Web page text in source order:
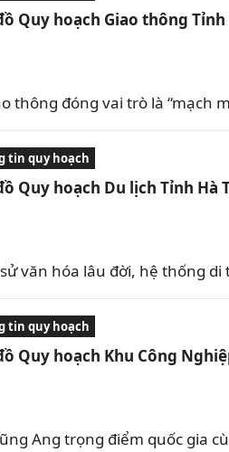
Quy hoạch Giao thông
thông đóng vai trò là “mạch
tin quy hoạch
Quy hoạch Du lịch Tỉnh Hà
văn hóa lâu đời, hệ thống
tin quy hoạch
Quy hoạch Khu Công
Ang trọng điểm quốc gia